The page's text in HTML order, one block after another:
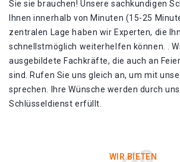
Sie sie brauchen! Unsere sachkundigen
Ihnen innerhalb von Minuten (15-25
zentralen Lage haben wir Experten, die
schnellstmöglich weiterhelfen können. .
ausgebildete Fachkräfte, die auch an
sind. Rufen Sie uns gleich an, um mit
sprechen. Ihre Wünsche werden durch
Schlüsseldienst erfüllt.
WIR BIETEN